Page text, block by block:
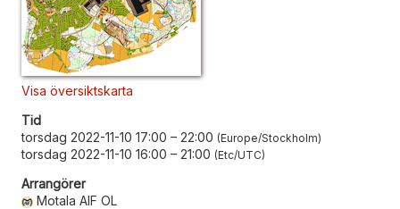
Visa översiktskarta
Tid
torsdag 2022-11-10 17:00 – 22:00 Europe/Stockholm
torsdag 2022-11-10 16:00 – 21:00 Etc/UTC
Arrangörer
Motala AIF OL